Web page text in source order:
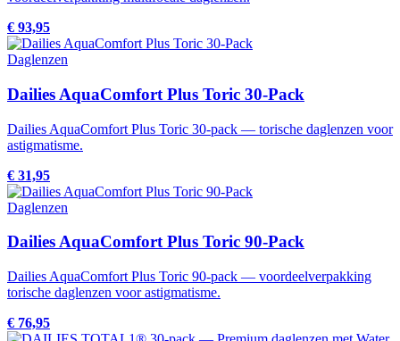
€ 93,95
Daglenzen
Dailies AquaComfort Plus Toric 30-Pack
Dailies AquaComfort Plus Toric 30-pack — torische daglenzen voor
astigmatisme.
€ 31,95
Daglenzen
Dailies AquaComfort Plus Toric 90-Pack
Dailies AquaComfort Plus Toric 90-pack — voordeelverpakking
torische daglenzen voor astigmatisme.
€ 76,95